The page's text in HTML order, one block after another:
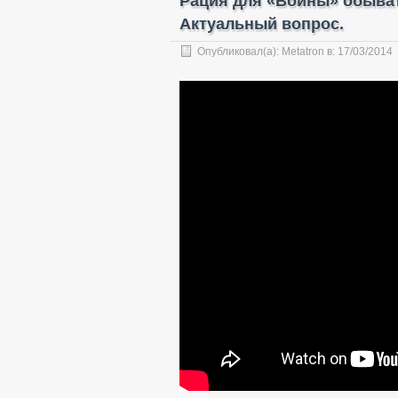
Актуальный вопрос.
Опубликовал(а): Metatron в: 17/03/2014